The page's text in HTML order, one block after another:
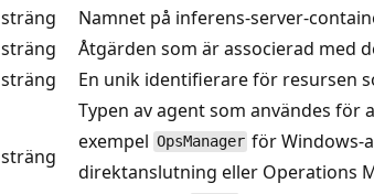
sträng
Namnet på inferens-server-
sträng
Åtgärden som är associerad med
sträng En unik identifierare för resursen
sträng
Typen av agent som användes för
exempel OpsManager för Windows-
direktanslutning eller Operations